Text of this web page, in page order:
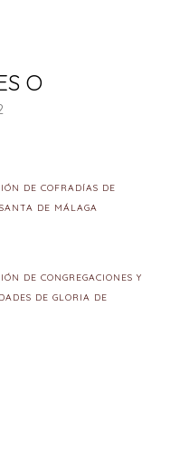
O
DE COFRADÍAS DE
DE MÁLAGA
DE CONGREGACIONES Y
DE GLORIA DE